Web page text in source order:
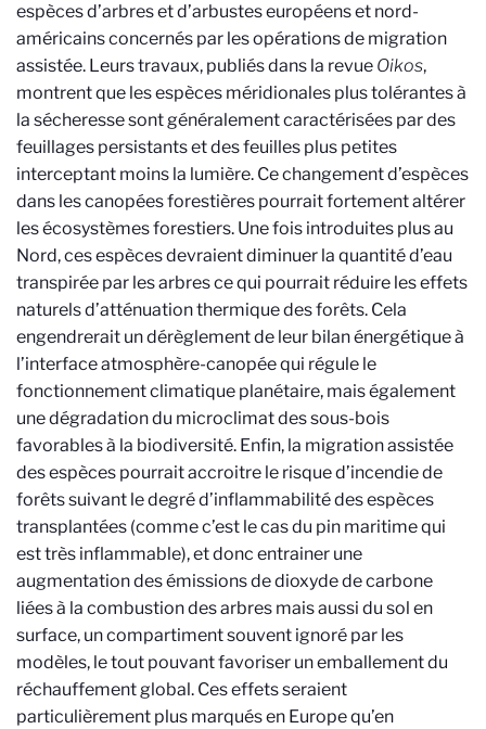
espèces d’arbres et d’arbustes européens et nord-
américains concernés par les opérations de migration
assistée. Leurs travaux, publiés dans la revue Oikos,
montrent que les espèces méridionales plus tolérantes à
la sécheresse sont généralement caractérisées par des
feuillages persistants et des feuilles plus petites
interceptant moins la lumière. Ce changement d’espèces
dans les canopées forestières pourrait fortement altérer
les écosystèmes forestiers. Une fois introduites plus au
Nord, ces espèces devraient diminuer la quantité d’eau
transpirée par les arbres ce qui pourrait réduire les effets
naturels d’atténuation thermique des forêts. Cela
engendrerait un dérèglement de leur bilan énergétique à
l’interface atmosphère-canopée qui régule le
fonctionnement climatique planétaire, mais également
une dégradation du microclimat des sous-bois
favorables à la biodiversité. Enfin, la migration assistée
des espèces pourrait accroitre le risque d’incendie de
forêts suivant le degré d’inflammabilité des espèces
transplantées (comme c’est le cas du pin maritime qui
est très inflammable), et donc entrainer une
augmentation des émissions de dioxyde de carbone
liées à la combustion des arbres mais aussi du sol en
surface, un compartiment souvent ignoré par les
modèles, le tout pouvant favoriser un emballement du
réchauffement global. Ces effets seraient
particulièrement plus marqués en Europe qu’en